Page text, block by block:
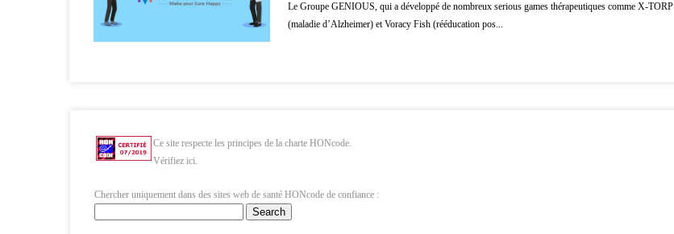
Le Groupe GENIOUS, qui a développé de nombreux serious games thérapeutiques comme X-TORP
(maladie d’Alzheimer) et Voracy Fish (rééducation pos...
Ce site respecte les principes de la charte HONcode.
Vérifiez ici.
Chercher uniquement dans des sites web de santé HONcode de confiance :